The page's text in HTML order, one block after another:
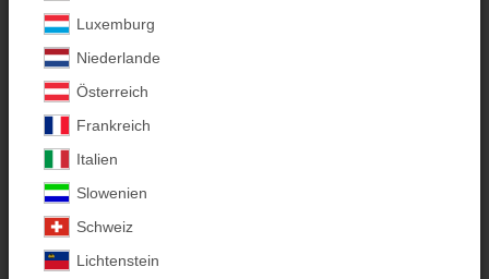
Luxemburg
Niederlande
Österreich
Frankreich
Italien
Slowenien
Schweiz
Lichtenstein